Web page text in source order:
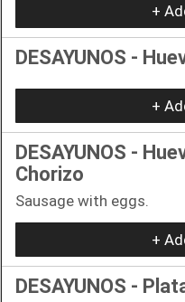
+
DESAYUNOS -
+
DESAYUNOS -
Chorizo
Sausage with eggs.
+
DESAYUNOS -